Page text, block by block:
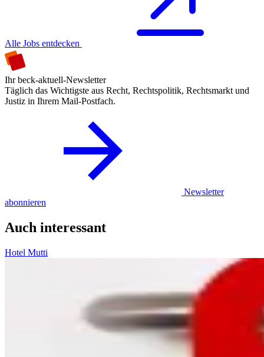
Alle Jobs entdecken
Ihr beck-aktuell-Newsletter
Täglich das Wichtigste aus Recht, Rechtspolitik, Rechtsmarkt und
Justiz in Ihrem Mail-Postfach.
Newsletter
abonnieren
Auch interessant
Hotel Mutti